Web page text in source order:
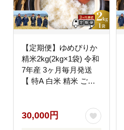
【定期便】ゆめぴりか
精米2kg(2kg×1袋) 令和
7年産 3ヶ月毎月発送
【 特A 白米 精米 ご飯
と納税 北海道ふるさと
納税 旭川市 北海道 】
30,000円